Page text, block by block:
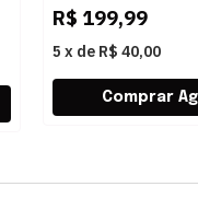
R$ 199,99
5 x de R$ 40,00